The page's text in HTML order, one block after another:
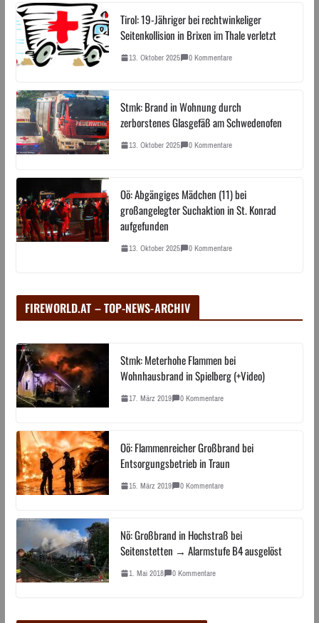
Tirol: 19-Jähriger bei rechtwinkeliger
Seitenkollision in Brixen im Thale verletzt
13. Oktober 2025 0 Kommentare
Stmk: Brand in Wohnung durch
zerborstenes Glasgefäß am Schwedenofen
13. Oktober 2025 0 Kommentare
Oö: Abgängiges Mädchen (11) bei
großangelegter Suchaktion in St. Konrad
aufgefunden
13. Oktober 2025 0 Kommentare
FIREWORLD.AT – TOP-NEWS-ARCHIV
Stmk: Meterhohe Flammen bei
Wohnhausbrand in Spielberg (+Video)
17. März 2019 0 Kommentare
Oö: Flammenreicher Großbrand bei
Entsorgungsbetrieb in Traun
15. März 2019 0 Kommentare
Nö: Großbrand in Hochstraß bei
Seitenstetten → Alarmstufe B4 ausgelöst
1. Mai 2018 0 Kommentare